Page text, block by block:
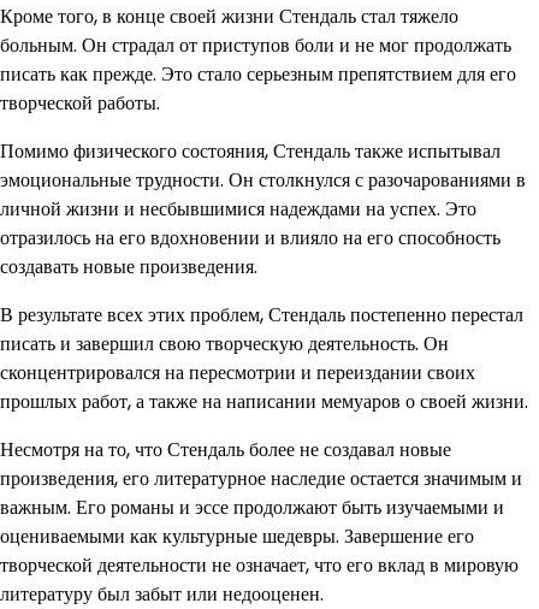
Кроме того, в конце своей жизни Стендаль стал тяжело
больным. Он страдал от приступов боли и не мог продолжать
писать как прежде. Это стало серьезным препятствием для его
творческой работы.
Помимо физического состояния, Стендаль также испытывал
эмоциональные трудности. Он столкнулся с разочарованиями в
личной жизни и несбывшимися надеждами на успех. Это
отразилось на его вдохновении и влияло на его способность
создавать новые произведения.
В результате всех этих проблем, Стендаль постепенно перестал
писать и завершил свою творческую деятельность. Он
сконцентрировался на пересмотрии и переиздании своих
прошлых работ, а также на написании мемуаров о своей жизни.
Несмотря на то, что Стендаль более не создавал новые
произведения, его литературное наследие остается значимым и
важным. Его романы и эссе продолжают быть изучаемыми и
оцениваемыми как культурные шедевры. Завершение его
творческой деятельности не означает, что его вклад в мировую
литературу был забыт или недооценен.